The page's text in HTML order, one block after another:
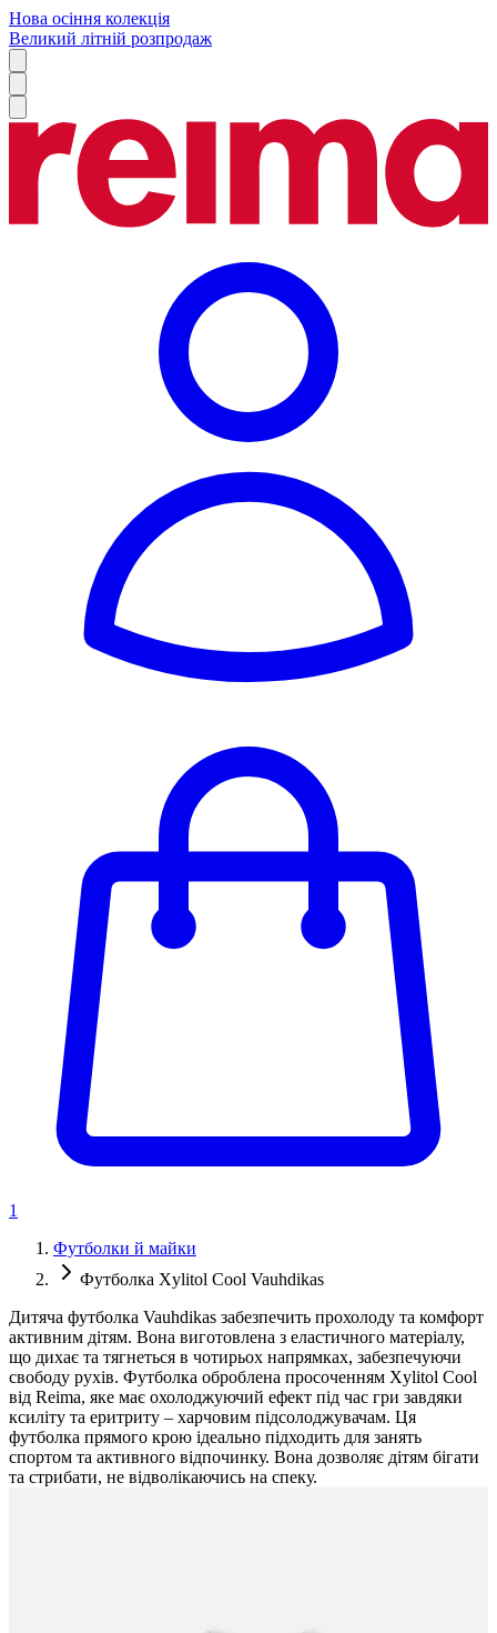
Нова осіння колекція
Великий літній розпродаж
1
Футболки й майки
Футболка Xylitol Cool Vauhdikas
Дитяча футболка Vauhdikas забезпечить прохолоду та комфорт
активним дітям. Вона виготовлена з еластичного матеріалу,
що дихає та тягнеться в чотирьох напрямках, забезпечуючи
свободу рухів. Футболка оброблена просоченням Xylitol Cool
від Reima, яке має охолоджуючий ефект під час гри завдяки
ксиліту та еритриту – харчовим підсолоджувачам. Ця
футболка прямого крою ідеально підходить для занять
спортом та активного відпочинку. Вона дозволяє дітям бігати
та стрибати, не відволікаючись на спеку.